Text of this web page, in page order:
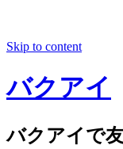
Skip to content
バクアイ
バクアイで